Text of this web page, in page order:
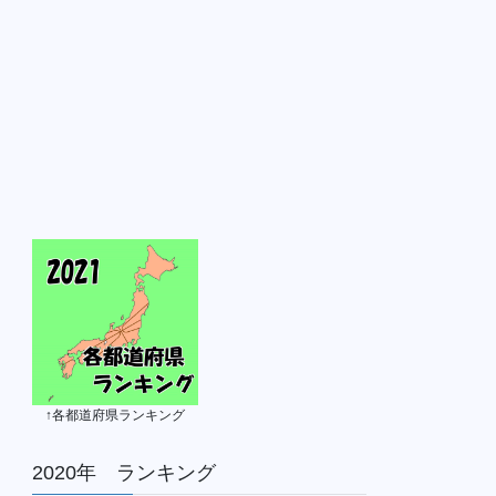
↑各都道府県ランキング
2020年 ランキング